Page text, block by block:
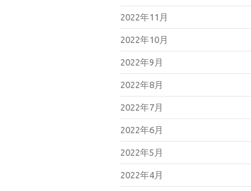
2022年11月
2022年10月
2022年9月
2022年8月
2022年7月
2022年6月
2022年5月
2022年4月